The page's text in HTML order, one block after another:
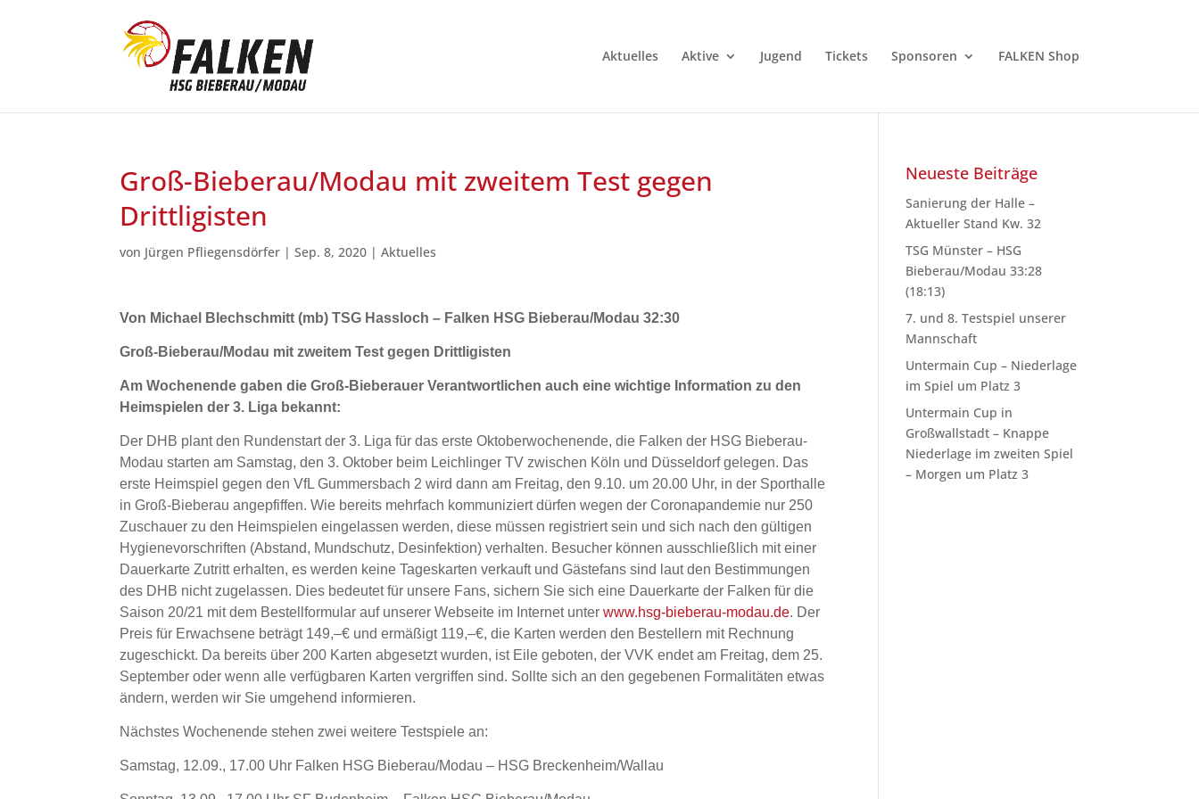
Aktuelles Aktive Jugend Tickets Sponsoren FALKEN Shop
Groß-Bieberau/Modau mit zweitem Test gegen
Drittligisten
von Jürgen Pfliegensdörfer |Sep. 8, 2020 |Aktuelles
Von Michael Blechschmitt (mb) TSG Hassloch – Falken HSG Bieberau/Modau 32:30
Groß-Bieberau/Modau mit zweitem Test gegen Drittligisten
Am Wochenende gaben die Groß-Bieberauer Verantwortlichen auch eine wichtige Information zu den
Heimspielen der 3. Liga bekannt:
Der DHB plant den Rundenstart der 3. Liga für das erste Oktoberwochenende, die Falken der HSG Bieberau-
Modau starten am Samstag, den 3. Oktober beim Leichlinger TV zwischen Köln und Düsseldorf gelegen. Das
erste Heimspiel gegen den VfL Gummersbach 2 wird dann am Freitag, den 9.10. um 20.00 Uhr, in der Sporthalle
in Groß-Bieberau angepfiffen. Wie bereits mehrfach kommuniziert dürfen wegen der Coronapandemie nur 250
Zuschauer zu den Heimspielen eingelassen werden, diese müssen registriert sein und sich nach den gültigen
Hygienevorschriften (Abstand, Mundschutz, Desinfektion) verhalten. Besucher können ausschließlich mit einer
Dauerkarte Zutritt erhalten, es werden keine Tageskarten verkauft und Gästefans sind laut den Bestimmungen
des DHB nicht zugelassen. Dies bedeutet für unsere Fans, sichern Sie sich eine Dauerkarte der Falken für die
Saison 20/21 mit dem Bestellformular auf unserer Webseite im Internet unterwww.hsg-bieberau-modau.de. Der
Preis für Erwachsene beträgt 149,–€ und ermäßigt 119,–€, die Karten werden den Bestellern mit Rechnung
zugeschickt. Da bereits über 200 Karten abgesetzt wurden, ist Eile geboten, der VVK endet am Freitag, dem 25.
September oder wenn alle verfügbaren Karten vergriffen sind. Sollte sich an den gegebenen Formalitäten etwas
ändern, werden wir Sie umgehend informieren.
Nächstes Wochenende stehen zwei weitere Testspiele an:
Samstag, 12.09., 17.00 Uhr Falken HSG Bieberau/Modau – HSG Breckenheim/Wallau
Neueste Beiträge
Sanierung der Halle –
Aktueller Stand Kw. 32
TSG Münster – HSG
Bieberau/Modau 33:28
(18:13)
7. und 8. Testspiel unserer
Mannschaft
Untermain Cup – Niederlage
im Spiel um Platz 3
Untermain Cup in
Großwallstadt – Knappe
Niederlage im zweiten Spiel
– Morgen um Platz 3